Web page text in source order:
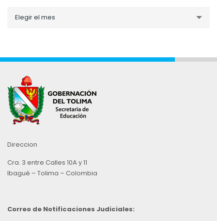
porElegir el mes
Direccion
Cra. 3 entre Calles 10A y 11
Ibagué – Tolima – Colombia
Correo de Notificaciones Judiciales: